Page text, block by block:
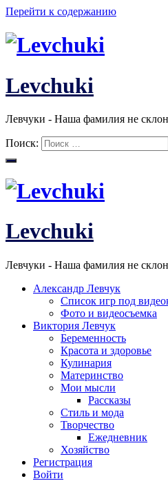
Перейти к содержанию
Levchuki
Левчуки - Наша фамилия не
Поиск:
Levchuki
Левчуки - Наша фамилия не
Александр Левчук
Список игр под
Фото и видеосъемка
Виктория Левчук
Беременность
Красота и здоровье
Кулинария
Материнство
Мои мысли
Рассказы
Стиль и мода
Творчество
Ежедневник
Хозяйство
Регистрация
Войти